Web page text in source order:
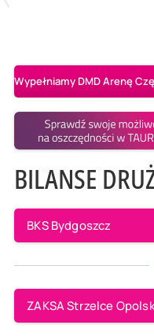
Wypełniamy DMD Arenę
BILANSE
BKS Bydgoszcz
ZAKSA Strzelce